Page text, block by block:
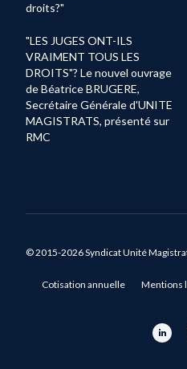
droits?"
"LES JUGES ONT-ILS
VRAIMENT TOUS LES
DROITS"? Le nouvel ouvrage
de Béatrice BRUGERE,
Secrétaire Générale d'UNITE
MAGISTRATS, présenté sur
RMC
© 2015-2026 Syndicat Unité
Cotisation annuelle Mentions